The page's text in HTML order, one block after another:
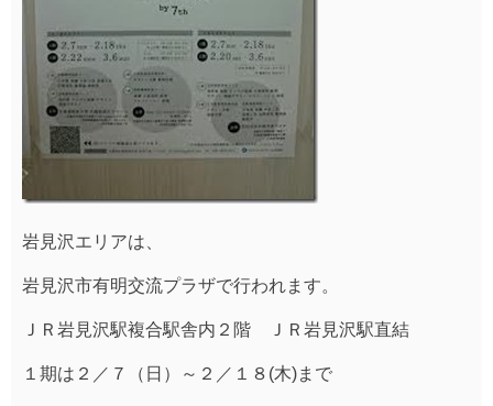
岩見沢エリアは、
岩見沢市有明交流プラザで行われます。
ＪＲ岩見沢駅複合駅舎内２階 ＪＲ岩見沢駅直結
１期は２／７（日）～２／１８(木)まで